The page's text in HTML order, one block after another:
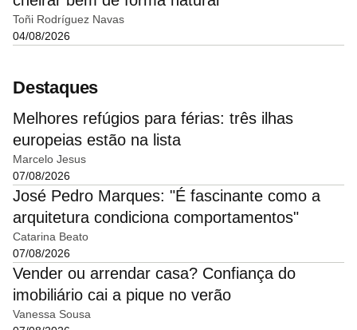
Toñi Rodríguez Navas
04/08/2026
Destaques
Melhores refúgios para férias: três ilhas
europeias estão na lista
Marcelo Jesus
07/08/2026
José Pedro Marques: "É fascinante como a
arquitetura condiciona comportamentos"
Catarina Beato
07/08/2026
Vender ou arrendar casa? Confiança do
imobiliário cai a pique no verão
Vanessa Sousa